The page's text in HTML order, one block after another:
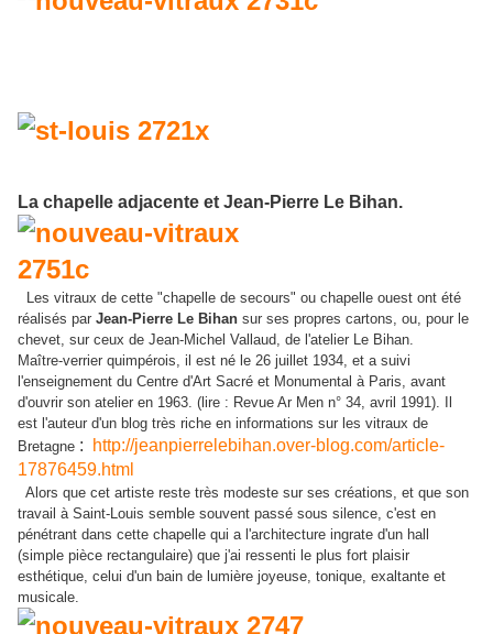
La chapelle adjacente et Jean-Pierre Le Bihan.
Les vitraux de cette "chapelle de secours" ou chapelle ouest ont été
réalisés par Jean-Pierre Le Bihan sur ses propres cartons, ou, pour le
chevet, sur ceux de Jean-Michel Vallaud, de l'atelier Le Bihan.
Maître-verrier quimpérois, il est né le 26 juillet 1934, et a suivi
l'enseignement du Centre d'Art Sacré et Monumental à Paris, avant
d'ouvrir son atelier en 1963. (lire : Revue Ar Men n° 34, avril 1991). Il
est l'auteur d'un blog très riche en informations sur les vitraux de
Bretagne :
http://jeanpierrelebihan.over-blog.com/article-
17876459.html
Alors que cet artiste reste très modeste sur ses créations, et que son
travail à Saint-Louis semble souvent passé sous silence, c'est en
pénétrant dans cette chapelle qui a l'architecture ingrate d'un hall
(simple pièce rectangulaire) que j'ai ressenti le plus fort plaisir
esthétique, celui d'un bain de lumière joyeuse, tonique, exaltante et
musicale.